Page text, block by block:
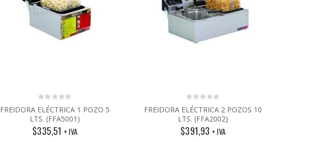
0
out
of
5
FREIDORA ELÉCTRICA 1 POZO 5
LTS. (FFA5001)
$335,51 + IVA
0
out
of
5
FREIDORA ELÉCTRICA 2 POZOS 10
LTS. (FFA2002)
$391,93 + IVA